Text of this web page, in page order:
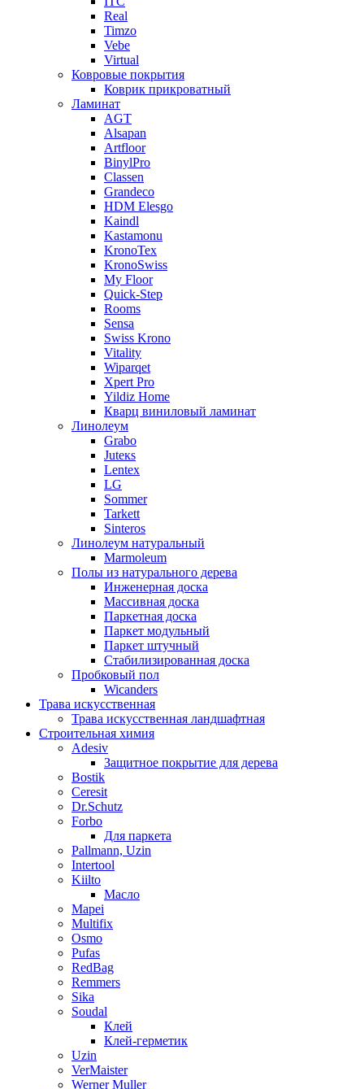
Real
Timzo
Vebe
Virtual
Ковровые покрытия
Коврик прикроватный
Ламинат
AGT
Alsapan
Artfloor
BinylPro
Classen
Grandeco
HDM Elesgo
Kaindl
Kastamonu
KronoTex
KronoSwiss
My Floor
Quick-Step
Rooms
Sensa
Swiss Krono
Vitality
Wiparqet
Xpert Pro
Yildiz Home
Кварц виниловый ламинат
Линолеум
Grabo
Juteкs
Lentex
LG
Sommer
Tarkett
Sinteros
Линолеум натуральный
Marmoleum
Полы из натурального дерева
Инженерная доска
Массивная доска
Паркетная доска
Паркет модульный
Паркет штучный
Стабилизированная доска
Пробковый пол
Wicanders
Трава искусственная
Трава искусственная ландшафтная
Строительная химия
Adesiv
Защитное покрытие для дерева
Bostik
Ceresit
Dr.Schutz
Forbo
Для паркета
Pallmann, Uzin
Intertool
Kiilto
Масло
Mapei
Multifix
Osmo
Pufas
RedBag
Remmers
Sika
Soudal
Клей
Клей-герметик
Uzin
VerMaister
Werner Muller